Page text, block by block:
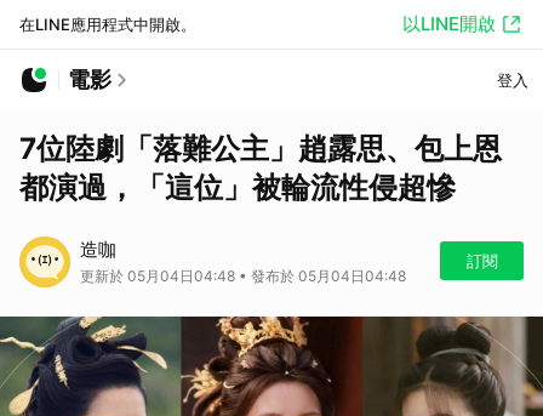
在LINE應用程式中開啟。 以LINE開啟
電影 登入
7位陸劇「落難公主」趙露思、包上恩
都演過，「這位」被輪流性侵超慘
造咖
更新於 05月04日04:48 • 發布於 05月04日04:48
訂閱